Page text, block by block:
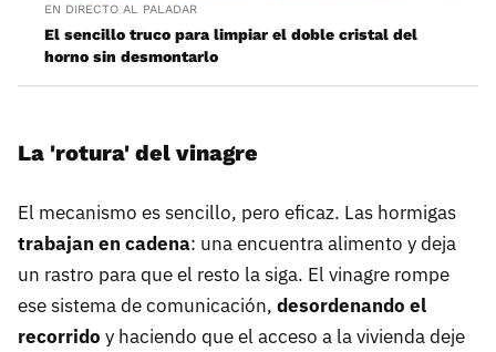
EN DIRECTO AL PALADAR
El sencillo truco para limpiar el doble cristal del
horno sin desmontarlo
La 'rotura' del vinagre
El mecanismo es sencillo, pero eficaz. Las hormigas
trabajan en cadena: una encuentra alimento y deja
un rastro para que el resto la siga. El vinagre rompe
ese sistema de comunicación, desordenando el
recorrido y haciendo que el acceso a la vivienda deje